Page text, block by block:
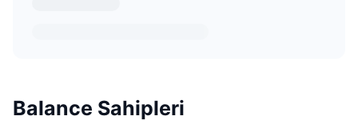
Balance Sahipleri